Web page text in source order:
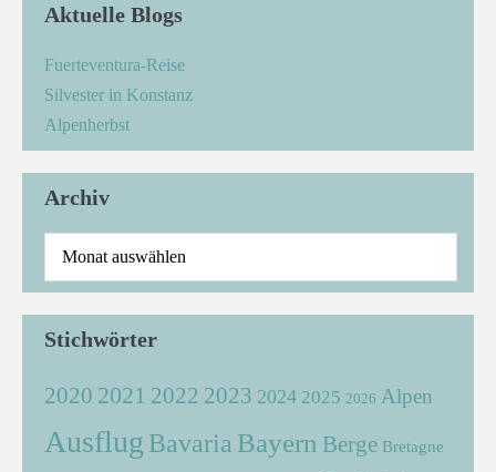
Aktuelle Blogs
Fuerteventura-Reise
Silvester in Konstanz
Alpenherbst
Archiv
Stichwörter
2020 2021 2022 2023 2024 2025 2026 Alpen
Ausflug Bavaria Bayern Berge Bretagne